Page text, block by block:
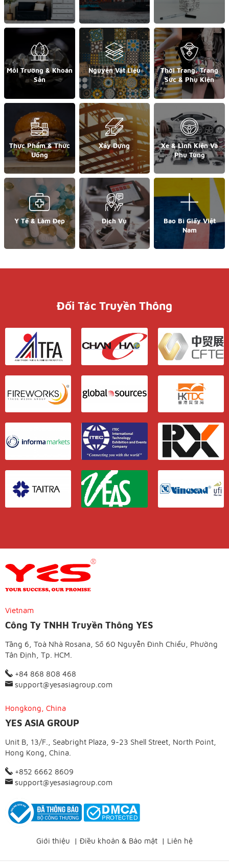
Môi Trường & Khoán
Sản
Nguyên Vật Liệu
Thời Trang, Trang
Sức & Phụ Kiện
Thực Phẩm & Thức
Uống
Xây Dựng
Xe & Linh Kiện Và
Phụ Tùng
Y Tế & Làm Đẹp Dịch Vụ
Bao Bì Giấy Việt
Nam
Đối Tác Truyền Thông
Vietnam
Công Ty TNHH Truyền Thông YES
Tầng 6, Toà Nhà Rosana, Số 60 Nguyễn Đình Chiểu, Phường
Tân Định, Tp. HCM.
+84 868 808 468
support@yesasiagroup.com
Hongkong, China
YES ASIA GROUP
Unit B, 13/F., Seabright Plaza, 9-23 Shell Street, North Point,
Hong Kong, China.
+852 6662 8609
support@yesasiagroup.com
Giới thiệu | Điều khoản & Bảo mật | Liên hệ